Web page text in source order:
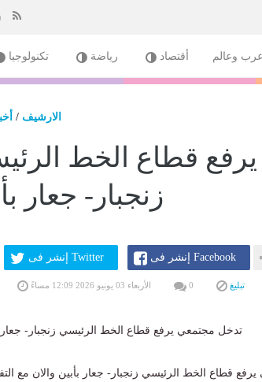
عرب وعالم أقتصاد رياضة تكنولوجيا
الارشيف /
قطاع الخط
زنجبار- جعار
إنشر فى Twitter إنشر فى Facebook
الأربعاء 03 يونيو 2026 12:09 مساءً 0 تبليغ
قطاع الخط الرئيسي زنجبار- جعار بأبين والان مع